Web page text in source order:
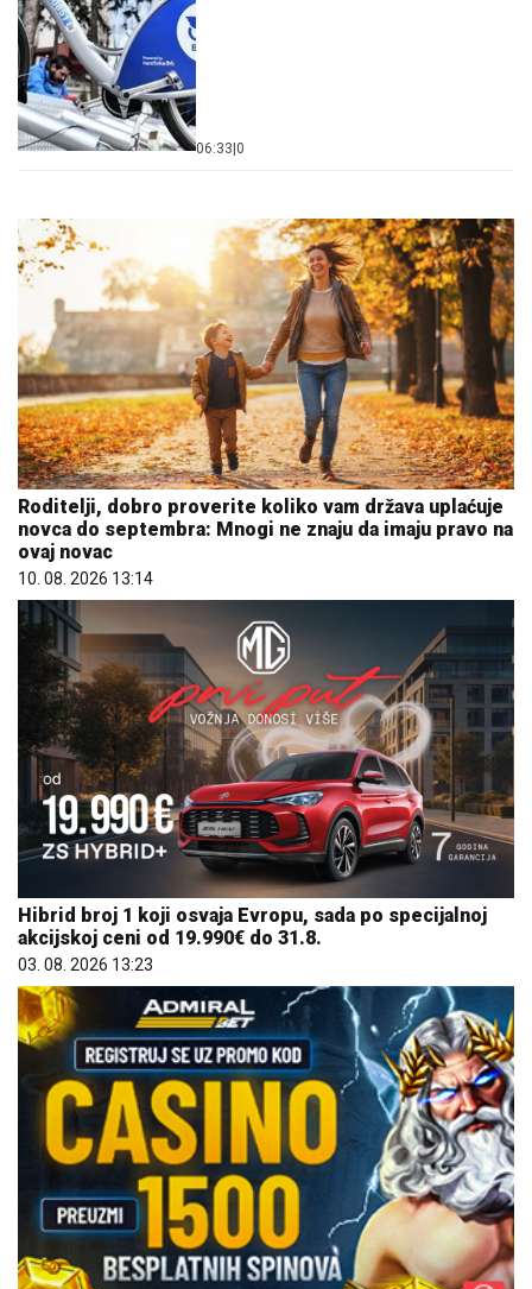
06:33 0
Roditelji, dobro proverite koliko vam država uplaćuje
novca do septembra: Mnogi ne znaju da imaju pravo na
ovaj novac
10. 08. 2026 13:14
Hibrid broj 1 koji osvaja Evropu, sada po specijalnoj
akcijskoj ceni od 19.990€ do 31.8.
03. 08. 2026 13:23